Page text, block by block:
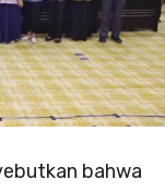
bahwa